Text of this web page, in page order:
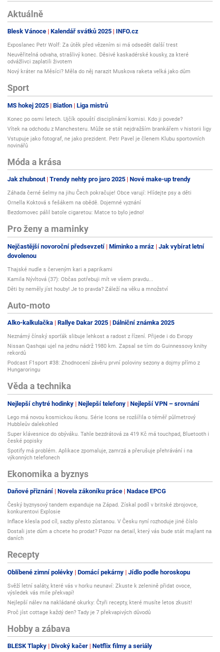
Aktuálně
Blesk Vánoce Kalendář svátků 2025 INFO.cz
Exposlanec Petr Wolf: Za útěk před vězením si má odsedět další trest
Neuvěřitelná odvaha, strašlivý konec. Děsivé kaskadérské kousky, za které
odvážlivci zaplatili životem
Nový kráter na Měsíci? Měla do něj narazit Muskova raketa velká jako dům
Sport
MS hokej 2025 Biatlon Liga mistrů
Konec po osmi letech. Ujčík opouští disciplinární komisi. Kdo ji povede?
Vítek na odchodu z Manchesteru. Může se stát nejdražším brankářem v historii ligy
Vstupuje jako fotograf, ne jako prezident. Petr Pavel je členem Klubu sportovních
novinářů
Móda a krása
Jak zhubnout Trendy nehty pro jaro 2025 Nové make-up trendy
Záhada černé šelmy na jihu Čech pokračuje! Obce varují: Hlídejte psy a děti
Ornella Koktová s fešákem na obědě. Dojemné vyznání
Bezdomovec pálil batole cigaretou: Matce to bylo jedno!
Pro ženy a maminky
Nejčastější novoroční předsevzetí Miminko a mráz
Jak vybírat letní
dovolenou
Thajské nudle s červeným kari a paprikami
Kamila Nývltová (37): Občas potřebuji mít ve všem pravdu...
Děti by neměly jíst houby! Je to pravda? Záleží na věku a množství
Auto-moto
Alko-kalkulačka Rallye Dakar 2025 Dálniční známka 2025
Neznámý čínský sporťák slibuje lehkost a radost z řízení. Přijede i do Evropy
Nissan Qashqai ujel na jednu nádrž 1980 km. Zapsal se tím do Guinnessovy knihy
rekordů
Podcast F1sport #38: Zhodnocení závěru první poloviny sezony a dojmy přímo z
Hungaroringu
Věda a technika
Nejlepší chytré hodinky Nejlepší telefony Nejlepší VPN – srovnání
Lego má novou kosmickou ikonu. Série Icons se rozšířila o téměř půlmetrový
Hubbleův dalekohled
Super klávesnice do obýváku. Tahle bezdrátová za 419 Kč má touchpad, Bluetooth i
české popisky
Spotify má problém. Aplikace zpomaluje, zamrzá a přerušuje přehrávání i na
výkonných telefonech
Ekonomika a byznys
Daňové přiznání Novela zákoníku práce Nadace EPCG
Český byznysový tandem expanduje na Západ. Získal podíl v britské zbrojovce,
konkurentovi Explosie
Inflace klesla pod cíl, sazby přesto zůstanou. V Česku nyní rozhoduje jiné číslo
Dostali jste dům a chcete ho prodat? Pozor na detail, který vás bude stát majlant na
daních
Recepty
Oblíbené zimní polévky Domácí pekárny Jídlo podle horoskopu
Svěží letní saláty, které vás v horku neunaví: Zkuste k zelenině přidat ovoce,
výsledek vás mile překvapí!
Nejlepší nálev na nakládané okurky: Čtyři recepty, které musíte letos zkusit!
Proč jíst cottage každý den? Tady je 7 překvapivých důvodů
Hobby a zábava
BLESK Tlapky Divoký kačer Netflix filmy a seriály